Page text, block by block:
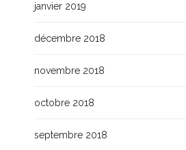
janvier 2019
décembre 2018
novembre 2018
octobre 2018
septembre 2018